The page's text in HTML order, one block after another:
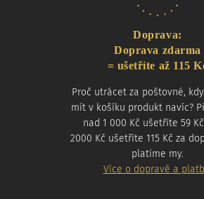
Doprava:
Doprava zdarma
= ušetříte až 115
Proč utrácet za poštovné,
mít v košíku produkt navíc?
nad 1 000 Kč ušetříte 59
2000 Kč ušetříte 115 Kč za
platíme my.
Více o dopravě a